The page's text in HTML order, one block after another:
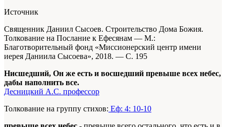
Источник
Священник Даниил Сысоев. Строительство Дома Божия.
Толкование на Послание к Ефесянам — М.:
Благотворительный фонд «Миссионерский центр имени
иерея Даниила Сысоева», 2018. — С. 195
Нисшедший, Он же есть и восшедший превыше всех небес,
дабы наполнить все.
Десницкий А.С. профессор
Толкование на группу стихов: Еф: 4: 10-10